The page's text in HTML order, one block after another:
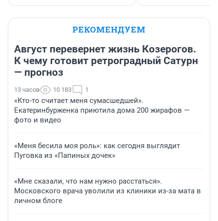
РЕКОМЕНДУЕМ
Август перевернет жизнь Козерогов.
К чему готовит ретроградный Сатурн
— прогноз
13 часов 10 183 1
«Кто-то считает меня сумасшедшей».
Екатеринбурженка приютила дома 200 жирафов —
фото и видео
«Меня бесила моя роль»: как сегодня выглядит
Пуговка из «Папиных дочек»
«Мне сказали, что нам нужно расстаться».
Московского врача уволили из клиники из-за мата в
личном блоге